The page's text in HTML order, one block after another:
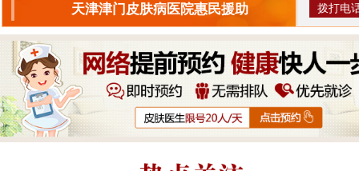
天津津门皮肤病医院惠民援助 拨打电